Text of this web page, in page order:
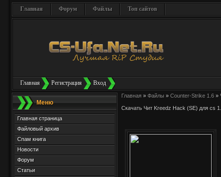
Главная Форум Файлы Топ сайтов
Главная Регистрация Вход
Меню
Главная страница
Файловый архив
Спам книга
Новости
Форум
Статьи
Главная » Файлы » Counter-Strike 1.6 »
Скачать Чит Kreedz Hack (SE) для cs